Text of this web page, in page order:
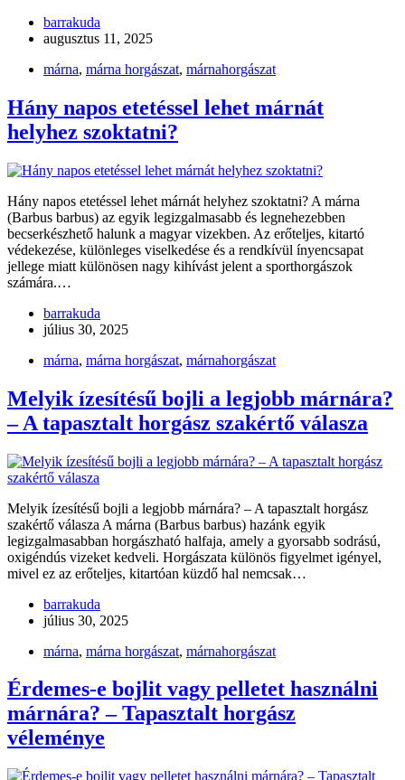
barrakuda
augusztus 11, 2025
márna, márna horgászat, márnahorgászat
Hány napos etetéssel lehet márnát
helyhez szoktatni?
Hány napos etetéssel lehet márnát helyhez szoktatni? A márna
(Barbus barbus) az egyik legizgalmasabb és legnehezebben
becserkészhető halunk a magyar vizekben. Az erőteljes, kitartó
védekezése, különleges viselkedése és a rendkívül ínyencsapat
jellege miatt különösen nagy kihívást jelent a sporthorgászok
számára.…
barrakuda
július 30, 2025
márna, márna horgászat, márnahorgászat
Melyik ízesítésű bojli a legjobb márnára?
– A tapasztalt horgász szakértő válasza
Melyik ízesítésű bojli a legjobb márnára? – A tapasztalt horgász
szakértő válasza A márna (Barbus barbus) hazánk egyik
legizgalmasabban horgászható halfaja, amely a gyorsabb sodrású,
oxigéndús vizeket kedveli. Horgászata különös figyelmet igényel,
mivel ez az erőteljes, kitartóan küzdő hal nemcsak…
barrakuda
július 30, 2025
márna, márna horgászat, márnahorgászat
Érdemes-e bojlit vagy pelletet használni
márnára? – Tapasztalt horgász
véleménye